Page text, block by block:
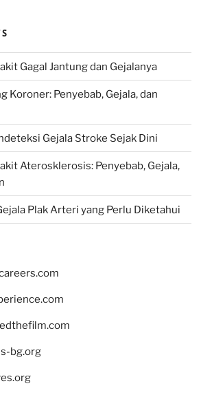
Gagal Jantung dan Gejalanya
Koroner: Penyebab, Gejala, dan
Gejala Stroke Sejak Dini
Aterosklerosis: Penyebab, Gejala,
Plak Arteri yang Perlu Diketahui
bg.org